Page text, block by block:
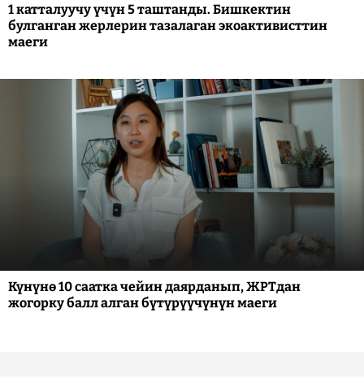
1 катталуучу үчүн 5 таштанды. Бишкектин
булганган жерлерин тазалаган экоактивисттин
маеги
Күнүнө 10 саатка чейин даярданып, ЖРТдан
жогорку балл алган бүтүрүүчүнүн маеги